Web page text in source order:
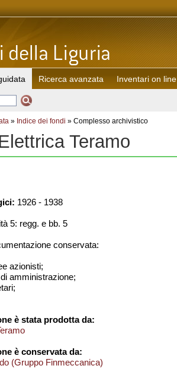
Ricerca avanzata Inventari on line
» Indice dei fondi » Complesso archivistico
Teramo
1926 - 1938
5: regg. e bb. 5
conservata:
azionisti;
amministrazione;
è stata prodotta da:
è conservata da:
(Gruppo Finmeccanica)